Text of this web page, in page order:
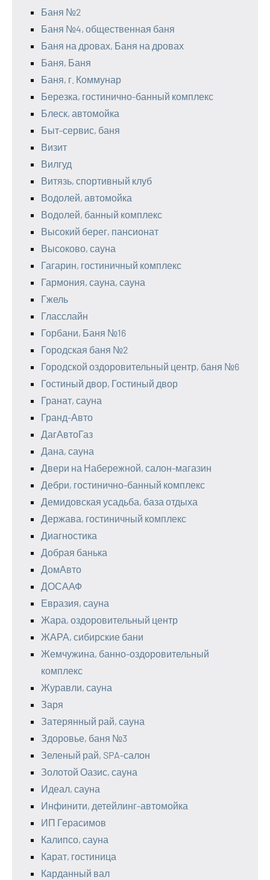
Баня №2
Баня №4, общественная баня
Баня на дровах, Баня на дровах
Баня, Баня
Баня, г. Коммунар
Березка, гостинично-банный комплекс
Блеск, автомойка
Быт-сервис, баня
Визит
Вилгуд
Витязь, спортивный клуб
Водолей, автомойка
Водолей, банный комплекс
Высокий берег, пансионат
Высоково, сауна
Гагарин, гостиничный комплекс
Гармония, сауна, сауна
Гжель
Гласслайн
Горбани, Баня №16
Городская баня №2
Городской оздоровительный центр, баня №6
Гостиный двор, Гостиный двор
Гранат, сауна
Гранд-Авто
ДагАвтоГаз
Дана, сауна
Двери на Набережной, салон-магазин
Дебри, гостинично-банный комплекс
Демидовская усадьба, база отдыха
Держава, гостиничный комплекс
Диагностика
Добрая банька
ДомАвто
ДОСААФ
Евразия, сауна
Жара, оздоровительный центр
ЖАРА, сибирские бани
Жемчужина, банно-оздоровительный
комплекс
Журавли, сауна
Заря
Затерянный рай, сауна
Здоровье, баня №3
Зеленый рай, SPA-салон
Золотой Оазис, сауна
Идеал, сауна
Инфинити, детейлинг-автомойка
ИП Герасимов
Калипсо, сауна
Карат, гостиница
Карданный вал